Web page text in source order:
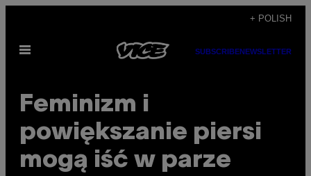
content
+ POLISH
Open
SUBSCRIBENEWSLETTER
Feminizm i
powiększanie piersi
mogą iść w parze